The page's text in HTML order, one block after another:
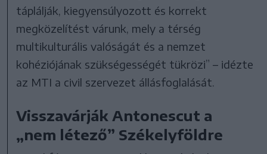
táplálják, kiegyensúlyozott és korrekt
megközelítést várunk, mely a térség
multikulturális valóságát és a nemzet
kohéziójának szükségességét tükrözi” – idézte
az MTI a civil szervezet állásfoglalását.
Visszavárják Antonescut a
„nem létező” Székelyföldre